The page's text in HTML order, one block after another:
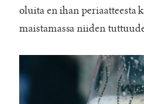
oluita en ihan periaatteesta
maistamassa niiden